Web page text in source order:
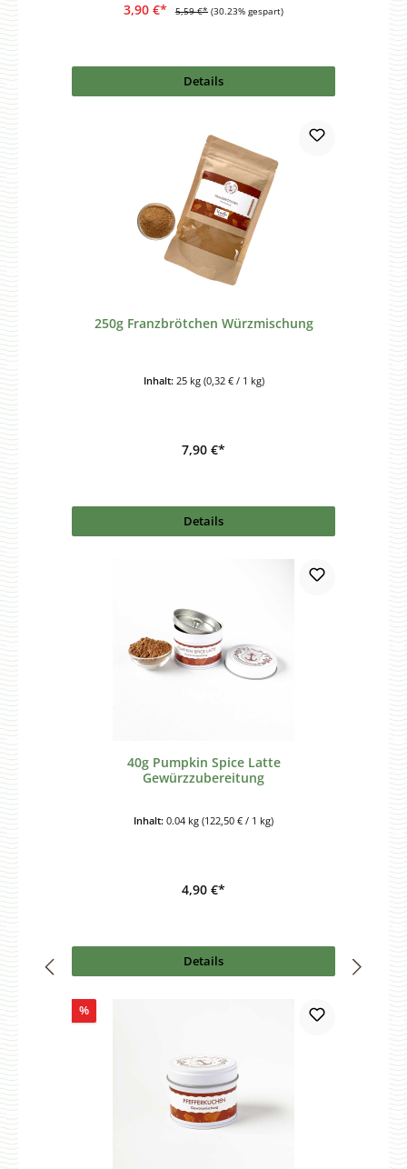
3,90 €* 5,59 €* (30.23% gespart)
Details
250g Franzbrötchen Würzmischung
Inhalt: 25 kg (0,32 € / 1 kg)
7,90 €*
Details
40g Pumpkin Spice Latte
Gewürzzubereitung
Inhalt: 0.04 kg (122,50 € / 1 kg)
4,90 €*
Details
%Rabatt